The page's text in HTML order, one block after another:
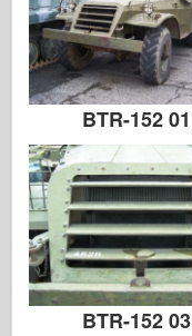
BTR-152 01
BTR-152 03